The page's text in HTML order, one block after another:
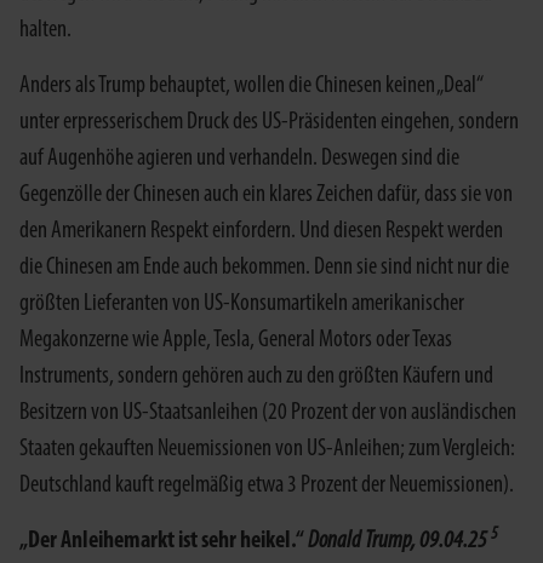
halten.
Anders als Trump behauptet, wollen die Chinesen keinen „Deal“
unter erpresserischem Druck des US-Präsidenten eingehen, sondern
auf Augenhöhe agieren und verhandeln. Deswegen sind die
Gegenzölle der Chinesen auch ein klares Zeichen dafür, dass sie von
den Amerikanern Respekt einfordern. Und diesen Respekt werden
die Chinesen am Ende auch bekommen. Denn sie sind nicht nur die
größten Lieferanten von US-Konsumartikeln amerikanischer
Megakonzerne wie Apple, Tesla, General Motors oder Texas
Instruments, sondern gehören auch zu den größten Käufern und
Besitzern von US-Staatsanleihen (20 Prozent der von ausländischen
Staaten gekauften Neuemissionen von US-Anleihen; zum Vergleich:
Deutschland kauft regelmäßig etwa 3 Prozent der Neuemissionen).
„Der Anleihemarkt ist sehr heikel.“ Donald Trump, 09.04.25 5